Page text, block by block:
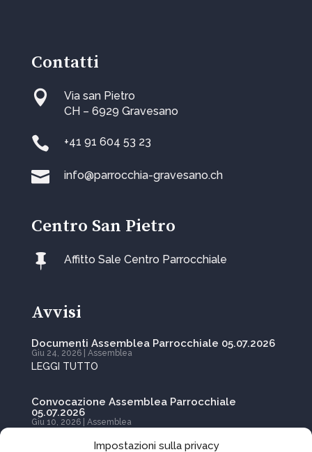
Impostazioni sulla privacy
Contatti

Via san Pietro
CH – 6929 Gravesano
 +41 91 604 53 23
 info@parrocchia-gravesano.ch
Centro San Pietro
 Affitto Sale Centro Parrocchiale
Avvisi
Documenti Assemblea Parrocchiale 05.07.2026
Giu 24, 2026| Assemblea
LEGGI TUTTO
Convocazione Assemblea Parrocchiale
05.07.2026
Giu 10, 2026| Assemblea